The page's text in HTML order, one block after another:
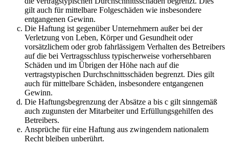
gilt auch für mittelbare Folgeschäden wie insbesondere
entgangenen Gewinn.
Die Haftung ist gegenüber Unternehmern außer bei der
Verletzung von Leben, Körper und Gesundheit oder
vorsätzlichem oder grob fahrlässigem Verhalten des Betreibers
auf die bei Vertragsschluss typischerweise vorhersehbaren
Schäden und im Übrigen der Höhe nach auf die
vertragstypischen Durchschnittsschäden begrenzt. Dies gilt
auch für mittelbare Schäden, insbesondere entgangenen
Gewinn.
Die Haftungsbegrenzung der Absätze a bis c gilt sinngemäß
auch zugunsten der Mitarbeiter und Erfüllungsgehilfen des
Betreibers.
Ansprüche für eine Haftung aus zwingendem nationalem
Recht bleiben unberührt.